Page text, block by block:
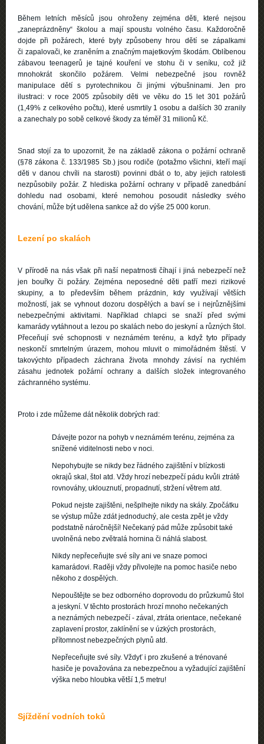
Během letních měsíců jsou ohroženy zejména děti, které nejsou
„zaneprázdněny“ školou a mají spoustu volného času. Každoročně
dojde při požárech, které byly způsobeny hrou dětí se zápalkami
či zapalovači, ke zraněním a značným majetkovým škodám. Oblíbenou
zábavou teenagerů je tajné kouření ve stohu či v seníku, což již
mnohokrát skončilo požárem. Velmi nebezpečné jsou rovněž
manipulace dětí s pyrotechnikou či jinými výbušninami. Jen pro
ilustraci: v roce 2005 způsobily děti ve věku do 15 let 301 požárů
(1,49% z celkového počtu), které usmrtily 1 osobu a dalších 30 zranily
a zanechaly po sobě celkové škody za téměř 31 milionů Kč.
Snad stojí za to upozornit, že na základě zákona o požární ochraně
(§78 zákona č. 133/1985 Sb.) jsou rodiče (potažmo všichni, kteří mají
děti v danou chvíli na starosti) povinni dbát o to, aby jejich ratolesti
nezpůsobily požár. Z hlediska požární ochrany v případě zanedbání
dohledu nad osobami, které nemohou posoudit následky svého
chování, může být udělena sankce až do výše 25 000 korun.
Lezení po skalách
V přírodě na nás však při naší nepatrnosti číhají i jiná nebezpečí než
jen bouřky či požáry. Zejména neposedné děti patří mezi rizikové
skupiny, a to především během prázdnin, kdy využívají větších
možností, jak se vyhnout dozoru dospělých a baví se i nejrůznějšími
nebezpečnými aktivitami. Například chlapci se snaží před svými
kamarády vytáhnout a lezou po skalách nebo do jeskyní a různých štol.
Přeceňují své schopnosti v neznámém terénu, a když tyto případy
neskončí smrtelným úrazem, mohou mluvit o mimořádném štěstí. V
takovýchto případech záchrana života mnohdy závisí na rychlém
zásahu jednotek požární ochrany a dalších složek integrovaného
záchranného systému.
Proto i zde můžeme dát několik dobrých rad:
Dávejte pozor na pohyb v neznámém terénu, zejména za
snížené viditelnosti nebo v noci.
Nepohybujte se nikdy bez řádného zajištění v blízkosti
okrajů skal, štol atd. Vždy hrozí nebezpečí pádu kvůli ztrátě
rovnováhy, uklouznutí, propadnutí, stržení větrem atd.
Pokud nejste zajištěni, nešplhejte nikdy na skály. Zpočátku
se výstup může zdát jednoduchý, ale cesta zpět je vždy
podstatně náročnější! Nečekaný pád může způsobit také
uvolněná nebo zvětralá hornina či náhlá slabost.
Nikdy nepřeceňujte své síly ani ve snaze pomoci
kamarádovi. Raději vždy přivolejte na pomoc hasiče nebo
někoho z dospělých.
Nepouštějte se bez odborného doprovodu do průzkumů štol
a jeskyní. V těchto prostorách hrozí mnoho nečekaných
a neznámých nebezpečí - zával, ztráta orientace, nečekané
zaplavení prostor, zaklínění se v úzkých prostorách,
přítomnost nebezpečných plynů atd.
Nepřeceňujte své síly. Vždyť i pro zkušené a trénované
hasiče je považována za nebezpečnou a vyžadující zajištění
výška nebo hloubka větší 1,5 metru!
Sjíždění vodních toků